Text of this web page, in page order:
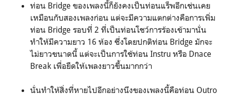
ท่อน Bridge ของเพลงนี้ก็ยังคงเป็นท่อนแร็พอีกเช่นเคย
เหมือนกับสองเพลงก่อน แต่จะมีความแตกต่างคือการเพิ่ม
ท่อน Bridge รอบที่ 2 ที่เป็นท่อนโชว์การร้องเข้ามานั่น
ทำให้มีความยาว 16 ห้อง ซึ่งโดยปกติท่อน Bridge มักจะ
ไม่ยาวขนาดนี้ แต่จะเป็นการใช้ท่อน Instru หรือ Dnace
Break เพื่อยืดให้เพลงยาวขึ้นมากกว่า
นั่นทำให้สิ่งที่หายไปอีกอย่างนึงของเพลงนี้คือท่อน Outro